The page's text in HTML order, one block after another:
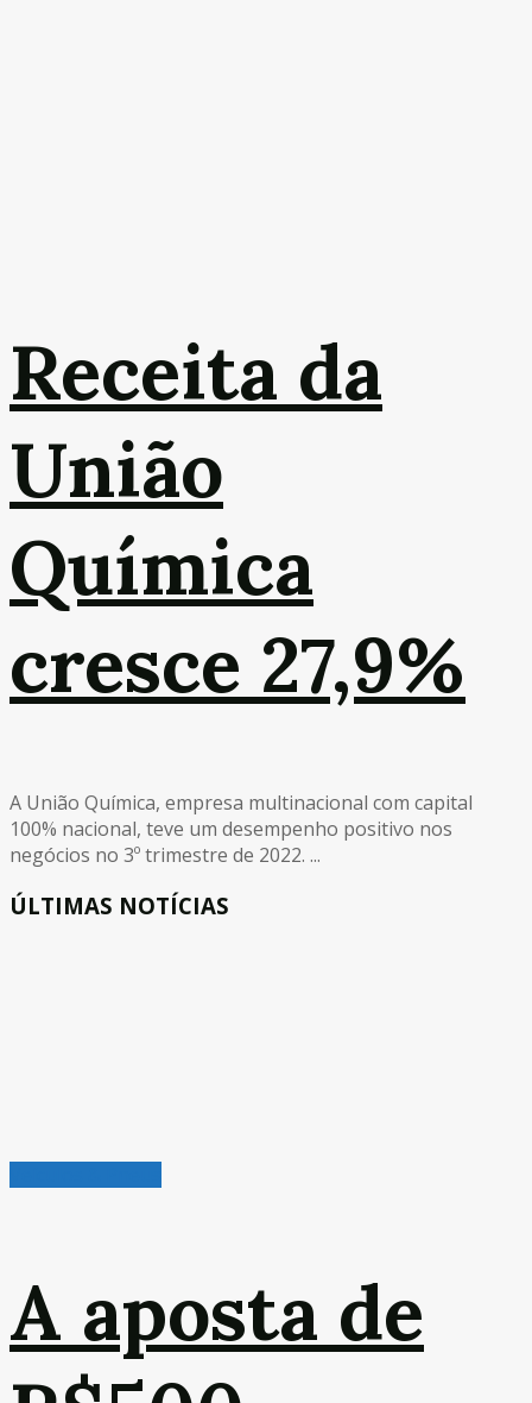
Receita da
União
Química
cresce 27,9%
A União Química, empresa multinacional com capital
100% nacional, teve um desempenho positivo nos
negócios no 3º trimestre de 2022. ...
ÚLTIMAS NOTÍCIAS
A aposta de